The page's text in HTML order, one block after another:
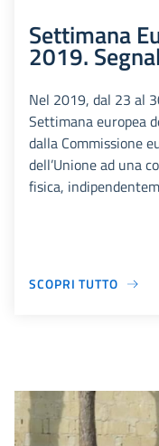
Settimana
2019.
Nel 2019, dal 23 al
Settimana europea
dalla Commissione
dell’Unione ad una
fisica,
SCOPRI TUTTO